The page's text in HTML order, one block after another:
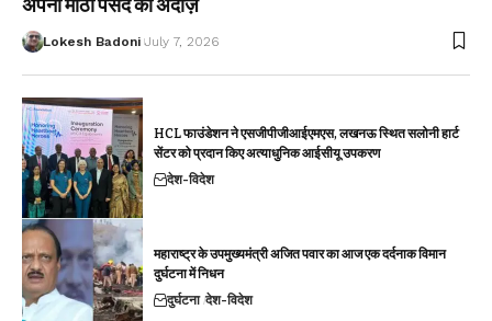
अपनी मीठी पसंद का अंदाज़
Lokesh Badoni July 7, 2026
HCL फाउंडेशन ने एसजीपीजीआईएमएस, लखनऊ स्थित सलोनी हार्ट
सेंटर को प्रदान किए अत्याधुनिक आईसीयू उपकरण
देश-विदेश
महाराष्ट्र के उपमुख्यमंत्री अजित पवार का आज एक दर्दनाक विमान
दुर्घटना में निधन
दुर्घटना देश-विदेश